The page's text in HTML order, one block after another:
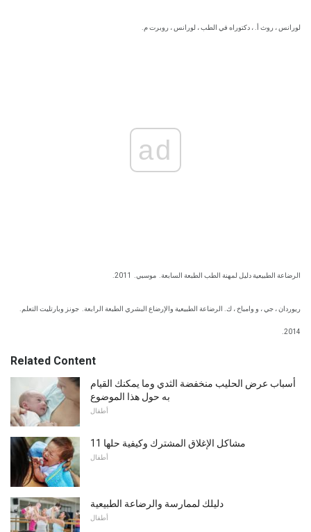
لورانس ، روث أ. ، دكتوراه في الطب ، لورانس ، روبرت م.
ad
الرضاعة الطبيعية دليل لمهنة الطب الطبعة السابعة. موسبي. 2011.
ريوردان ، جي ، و وامباخ ، ك. الرضاعة الطبيعية والإرضاع البشري الطبعة الرابعة. جونز وبارتليت التعلم.
2014.
Related Content
أسباب عرض الحليب منخفضة الثدي وما يمكنك القيام
به حول هذا الموضوع
أطفال
11 مشاكل الإغلاق المشترك وكيفية حلها
أطفال
دليلك لممارسة والرضاعة الطبيعية
أطفال